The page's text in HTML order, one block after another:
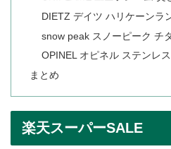
DIETZ デイツ ハリケーンラ
snow peak スノーピーク チ
OPINEL オピネル ステンレ
まとめ
楽天スーパーSALE